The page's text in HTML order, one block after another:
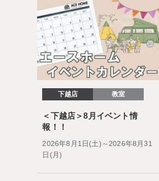
下越店 教室
＜下越店＞8月イベント情
報！！
2026年8月1日(土)～2026年8月31
日(月)